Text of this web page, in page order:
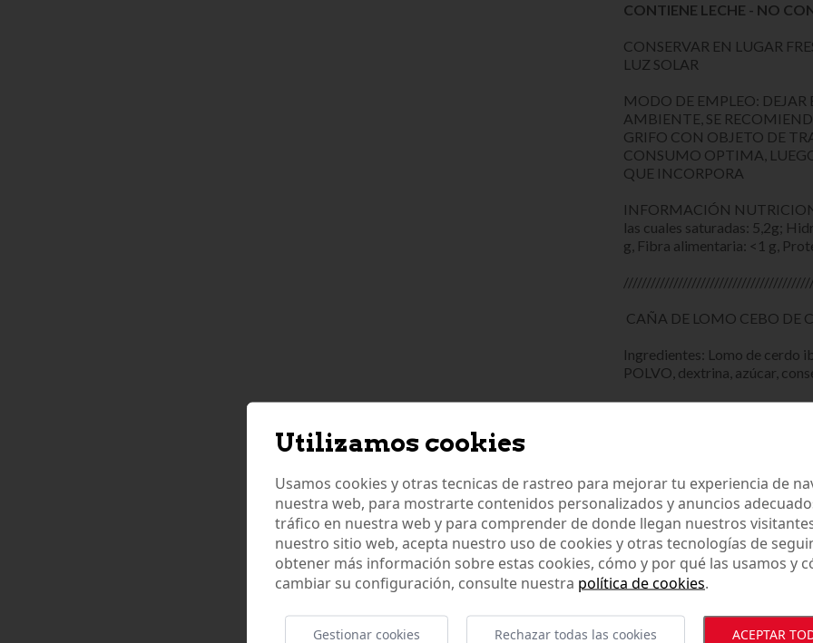
CONTIENE LECHE - NO
CONSERVAR EN LUGAR
LUZ SOLAR
MODO DE EMPLEO: DEJAR
AMBIENTE, SE
GRIFO CON OBJETO DE
CONSUMO OPTIMA,
QUE INCORPORA
INFORMACIÓN
las cuales saturadas: 5,2g;
g, Fibra alimentaria: <1 g,
CAÑA DE LOMO CEBO DE
Ingredientes: Lomo de cerdo
POLVO, dextrina, azúcar,
CONTIENE LECHE
Disfruta de la mejor variedad
de ibéricos 100% loncheados
ibérica y caña de lomo
Composición:
- 3 sobres loncheados a
-3 sobres loncheados de
Utilizamos cookies
Usamos cookies y otras tecnicas de rastreo para mejorar tu experiencia de
nuestra web, para mostrarte contenidos personalizados y anuncios
tráfico en nuestra web y para comprender de donde llegan nuestros
nuestro sitio web, acepta nuestro uso de cookies y otras tecnologías de
obtener más información sobre estas cookies, cómo y por qué las usamos y
cambiar su configuración, consulte nuestra política de cookies.
Gestionar cookies Rechazar todas las cookies ACEPTAR